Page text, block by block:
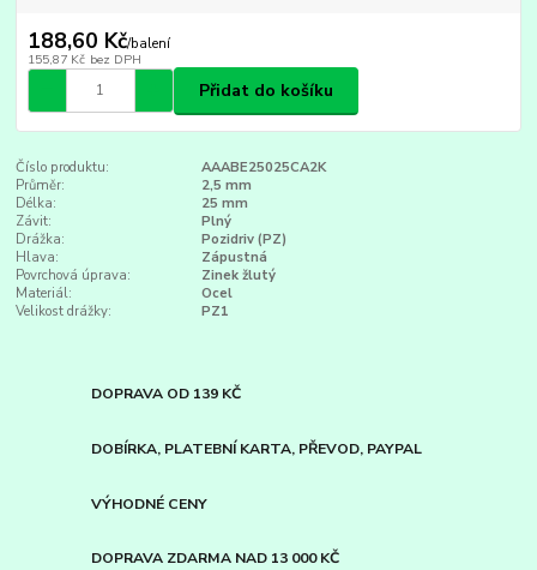
188,60 Kč/balení
155,87 Kč bez DPH
Přidat do košíku
Číslo produktu:
AAABE25025CA2K
Průměr:
2,5 mm
Délka:
25 mm
Závit:
Plný
Drážka:
Pozidriv (PZ)
Hlava:
Zápustná
Povrchová úprava:
Zinek žlutý
Materiál:
Ocel
Velikost drážky:
PZ1
DOPRAVA OD 139 KČ
DOBÍRKA, PLATEBNÍ KARTA, PŘEVOD, PAYPAL
VÝHODNÉ CENY
DOPRAVA ZDARMA NAD 13 000 KČ